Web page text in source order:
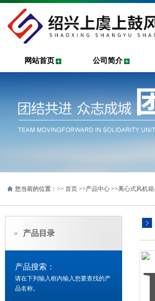
网站首页 公司简介
您当前的位置：>> 首页 >>产品中心 >>离心式风机
产品目录
产品搜索：
请在下列输入框内输入您要查找的产
品名称。